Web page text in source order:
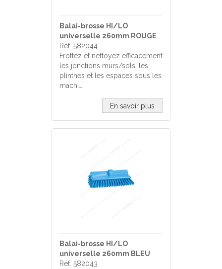
Balai-brosse HI/LO
universelle 260mm ROUGE
Réf. 582044
Frottez et nettoyez efficacement
les jonctions murs/sols, les
plinthes et les espaces sous les
machi…
En savoir plus
Balai-brosse HI/LO
universelle 260mm BLEU
Réf. 582043